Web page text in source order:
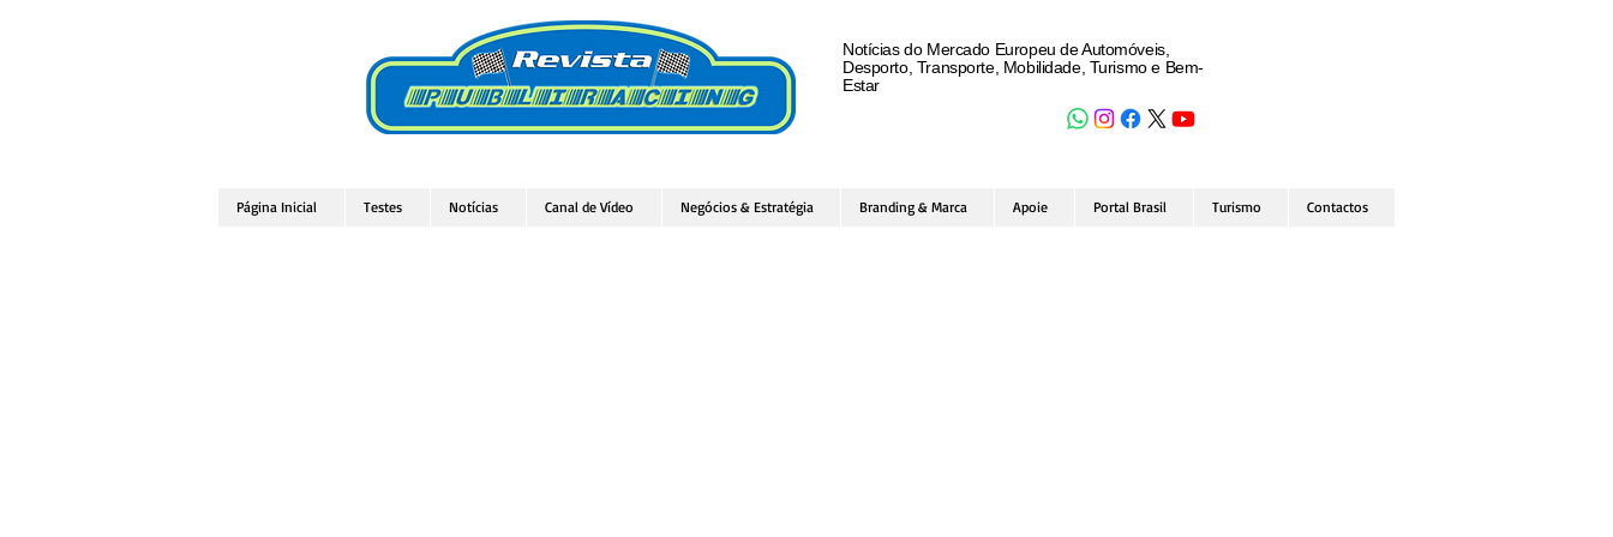
Notícias do Mercado Europeu de Automóveis,
Desporto, Transporte, Mobilidade, Turismo e Bem-
Estar
Página Inicial Testes Notícias Canal de Vídeo Negócios & Estratégia Branding & Marca Apoie Portal Brasil Turismo Contactos